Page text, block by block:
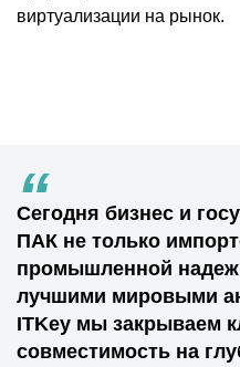
виртуализации на рынок.
“
Сегодня бизнес и
ПАК не только
промышленной
лучшими мировыми
ITKey мы закрываем
совместимость на